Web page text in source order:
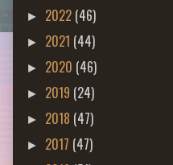
► 2022 (46)
► 2021 (44)
► 2020 (46)
► 2019 (24)
► 2018 (47)
► 2017 (47)